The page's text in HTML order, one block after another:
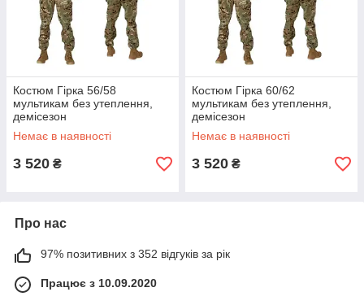
Костюм Гірка 56/58
мультикам без утеплення,
демісезон
Немає в наявності
3 520 ₴
Костюм Гірка 60/62
мультикам без утеплення,
демісезон
Немає в наявності
3 520 ₴
Про нас
97% позитивних з 352 відгуків за рік
Працює з 10.09.2020